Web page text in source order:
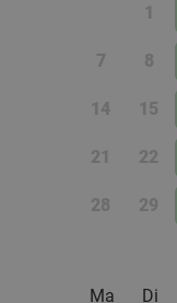
1
7 8
14 15
21 22
28 29
Ma
Di